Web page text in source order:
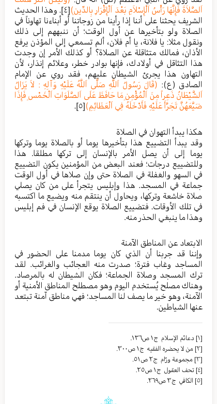
اَلصَّلاَةَ فَإِنَّهَا رَأْسُ اَلْإِسْلاَمِ بَعْدَ اَلْإِقْرَارِ بِالدِّينِ)[٤]
. وهذا الحديث
الشريف يحثنا على أننا إذا رأينا من زوجاتنا أو أبناءنا تهاوناً في
الصلاة ولو بتأخيرها عن أول الوقت؛ أن ننبههم إلى ذلك
ونقول مثلا: يا فلانة، يا أم فلان، ألم تسمعي إلى المؤذن يرفع
الأذان، فمالك متثاقلة عن الصلاة؟ أو كذلك الأمر إن وجدت
هذا التثاقل في أولادك، فإنها بوادر خطر، وعلائم إنذار، لأن
التهاون هذا يجرئ الشيطان عليهم، فقد روي عن الإمام
الصادق (ع): (قَالَ رَسُولُ اَللَّهِ صَلَّى اَللَّهُ عَلَيْهِ وَآلِهِ : لاَ يَزَالُ
اَلشَّيْطَانُ ذَعِراً مِنَ اَلْمُؤْمِنِ مَا حَافَظَ عَلَى اَلصَّلَوَاتِ اَلْخَمْسِ فَإِذَا
ضَيَّعَهُنَّ تَجَرَّأَ عَلَيْهِ فَأَدْخَلَهُ فِي اَلْعَظَائِمِ)[٥] .
هكذا يبدأ التهوان في الصلاة
وقد يبدأ التضييع هذا بتأخيرها يوما أو بالصلاة يوما وتركها
يوما إلى أن يصل الأمر بالإنسان إلى تركها مطلقا. هذا
وللتضييع درجات؛ فعند البعض من المؤمنين يكون التضييع
في السهو والغفلة في الصلاة حتى وإن صلاها في أول الوقت
جماعة في المسجد. هذا وإبليس يتجرأ على من كان يصلي
صلاة خاشعة وتركها، ويحاول أن ينتقم منه ويضيع ما اكتسبه
في تلك الأوقات. فتضييع الصلاة يوقع الإنسان في فم إبليس
وهذا ما ينبغي الحذر منه.
الابتعاد عن المناطق الآمنة
وإننا قد جربنا أن الذي كان يوما مدمنا على الحضور في
المساجد وغاب فترة؛ صدرت منه العجائب والغرائب. لقد
ترك المسجد وصلاة الجماعة؛ فكان الشيطان له بالمرصاد.
وهناك مصلح يُستخدم اليوم وهو مصطلح المناطق الأمنية أو
الآمنة، وهو خير ما يصف لنا المساجد؛ فهي مناطق آمنة تبتعد
عنها الشياطين.
[١]
دعائم الإسلام ج١ ص١٣٦.
[٢]
من لا یحضره الفقیه ج١ ص٣٠٠.
[٣]
مجموعة ورّام ج٢ ص٥١.
[٤]
تحف العقول ج١ ص٢٥.
[٥]
الکافي ج٣ ص٢٦٩.